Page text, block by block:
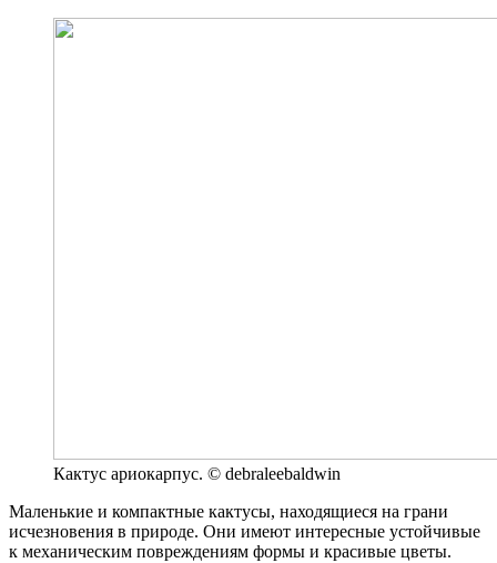
Кактус ариокарпус. © debraleebaldwin
Маленькие и компактные кактусы, находящиеся на грани
исчезновения в природе. Они имеют интересные устойчивые
к механическим повреждениям формы и красивые цветы.